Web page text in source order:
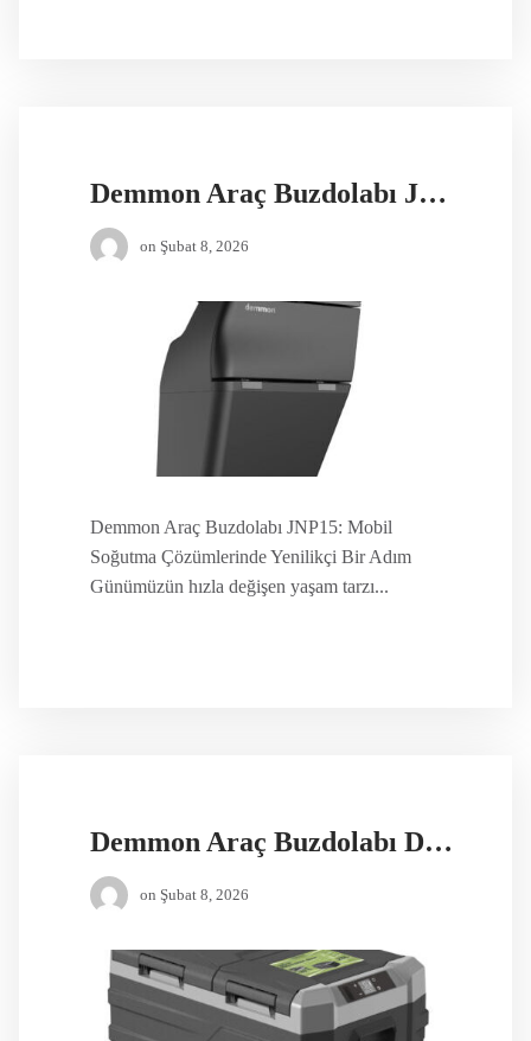
Demmon Araç Buzdolabı JNP15
on Şubat 8, 2026
Demmon Araç Buzdolabı JNP15: Mobil
Soğutma Çözümlerinde Yenilikçi Bir Adım
Günümüzün hızla değişen yaşam tarzı...
Demmon Araç Buzdolabı DMU30
on Şubat 8, 2026